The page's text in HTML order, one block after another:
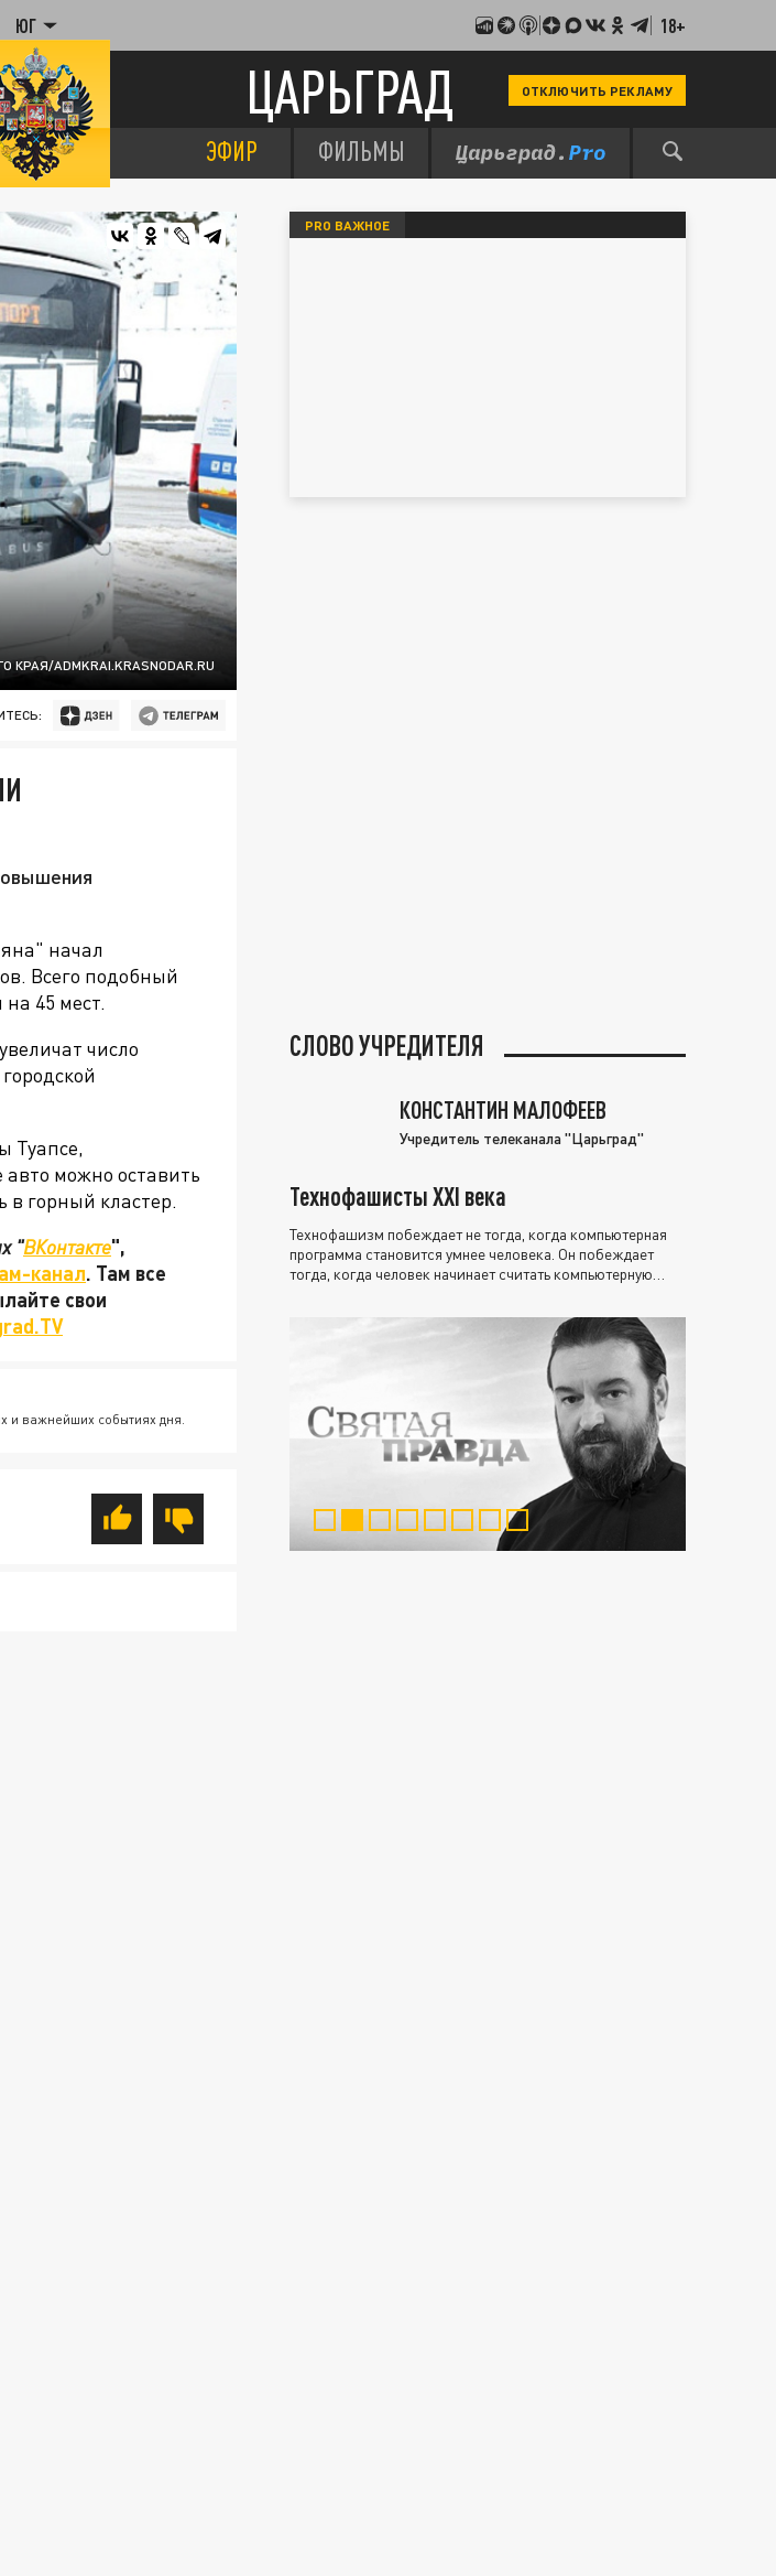
ЮГ 18+
ЦАРЬГРАД ОТКЛЮЧИТЬ РЕКЛАМУ
ЭФИР ФИЛЬМЫ
ADMKRAI.KRASNODAR.RU
начал
Всего подобный
45 мест.
число
Туапсе,
можно оставить
горный кластер.
"ВКонтакте",
канал. Там все
свои
и важнейших событиях дня.
PRO ВАЖНОЕ
СЛОВО УЧРЕДИТЕЛЯ
КОНСТАНТИН МАЛОФЕЕВ
Учредитель телеканала "Царьград"
Технофашисты XXI века
Технофашизм побеждает не тогда, когда компьютерная
программа становится умнее человека. Он побеждает
тогда, когда человек начинает считать компьютерную